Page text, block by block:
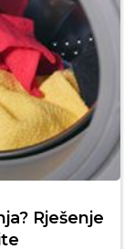
Rješenje